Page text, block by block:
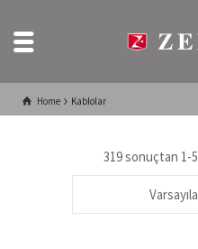
Home Kablolar
319 sonuçtan 1-